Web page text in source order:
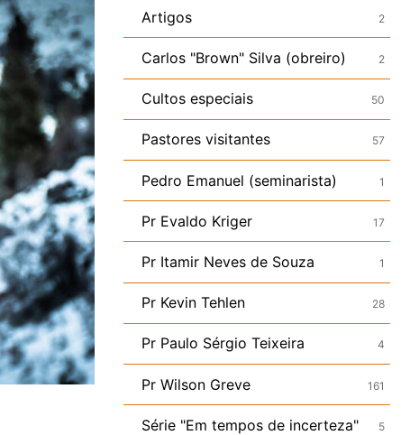
Artigos 2
Carlos "Brown" Silva (obreiro) 2
Cultos especiais 50
Pastores visitantes 57
Pedro Emanuel (seminarista) 1
Pr Evaldo Kriger 17
Pr Itamir Neves de Souza 1
Pr Kevin Tehlen 28
Pr Paulo Sérgio Teixeira 4
Pr Wilson Greve 161
Série "Em tempos de incerteza"
5